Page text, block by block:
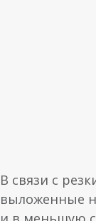
В связи с
выложенные